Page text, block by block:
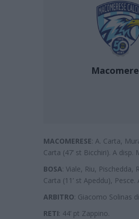
MACOMERESE: A. Carta,
Carta (47’ st Bicchiri). A
BOSA: Viale, Riu, Pischedda,
Carta (11’ st Apeddu),
ARBITRO: Giacomo Solinas
RETI: 44’ pt Zappino.